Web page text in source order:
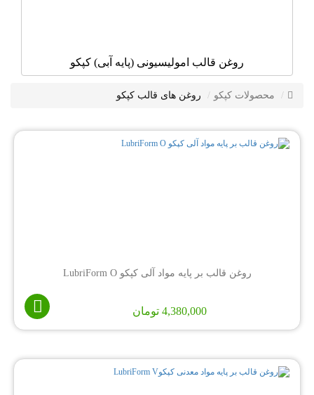
روغن قالب امولیسیونی (پایه آبی) کپکو
محصولات کپکو روغن های قالب کپکو
روغن قالب بر پایه مواد آلی کپکو LubriForm O
4,380,000 تومان